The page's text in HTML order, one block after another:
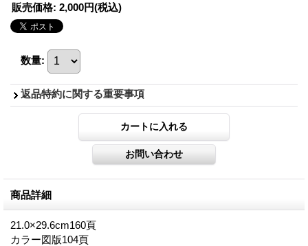
販売価格: 2,000円(税込)
数量:
返品特約に関する重要事項
商品詳細
21.0×29.6cm160頁
カラー図版104頁